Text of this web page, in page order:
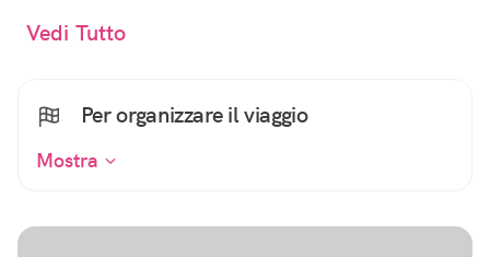
Vedi Tutto
Per organizzare il viaggio
Mostra